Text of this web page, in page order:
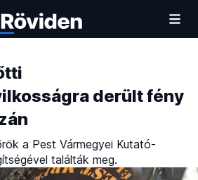
derült fény
a Pest Vármegyei Kutató-
találták meg.